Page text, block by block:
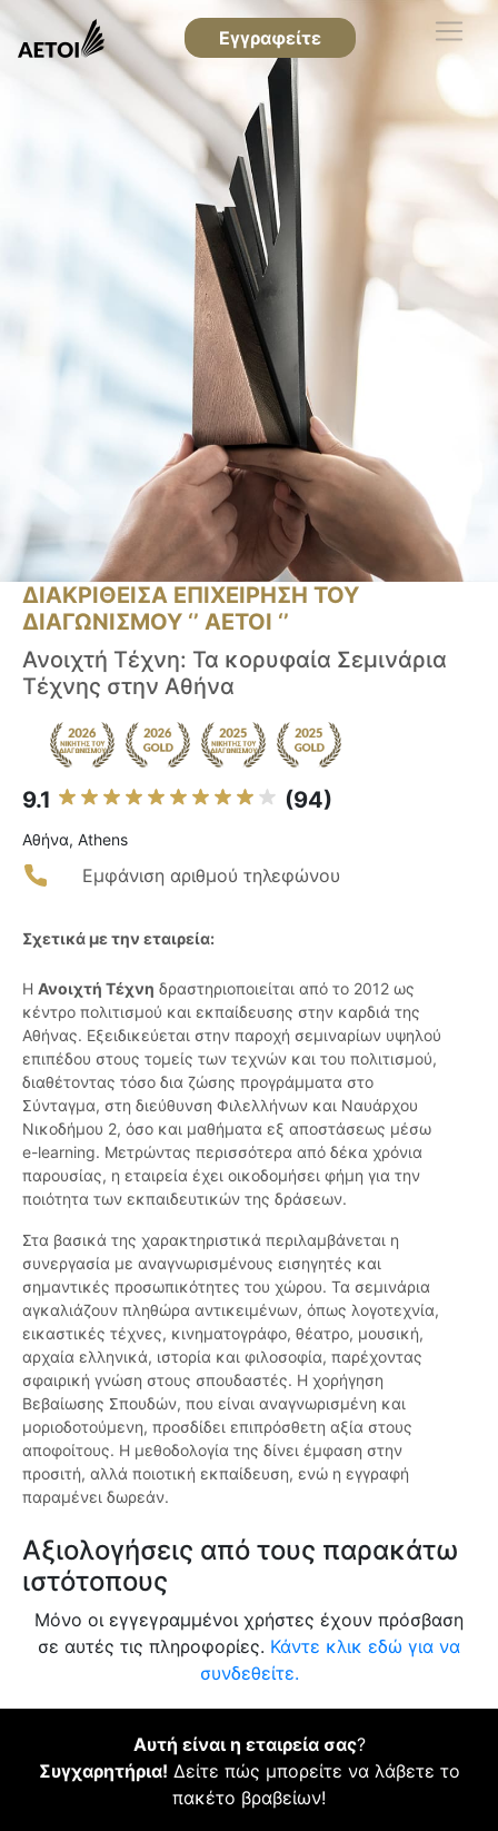
Εγγραφείτε
ΔΙΑΚΡΙΘΕΙΣΑ ΕΠΙΧΕΙΡΗΣΗ ΤΟΥ
ΔΙΑΓΩΝΙΣΜΟΥ ‘’ ΑΕΤΟΙ ‘’
Ανοιχτή Τέχνη: Τα κορυφαία Σεμινάρια
Τέχνης στην Αθήνα
9.1 (94)
Αθήνα, Athens
Εμφάνιση αριθμού τηλεφώνου
Σχετικά με την εταιρεία:
Η Ανοιχτή Τέχνη δραστηριοποιείται από το 2012 ως
κέντρο πολιτισμού και εκπαίδευσης στην καρδιά της
Αθήνας. Εξειδικεύεται στην παροχή σεμιναρίων υψηλού
επιπέδου στους τομείς των τεχνών και του πολιτισμού,
διαθέτοντας τόσο δια ζώσης προγράμματα στο
Σύνταγμα, στη διεύθυνση Φιλελλήνων και Ναυάρχου
Νικοδήμου 2, όσο και μαθήματα εξ αποστάσεως μέσω
e-learning. Μετρώντας περισσότερα από δέκα χρόνια
παρουσίας, η εταιρεία έχει οικοδομήσει φήμη για την
ποιότητα των εκπαιδευτικών της δράσεων.
Στα βασικά της χαρακτηριστικά περιλαμβάνεται η
συνεργασία με αναγνωρισμένους εισηγητές και
σημαντικές προσωπικότητες του χώρου. Τα σεμινάρια
αγκαλιάζουν πληθώρα αντικειμένων, όπως λογοτεχνία,
εικαστικές τέχνες, κινηματογράφο, θέατρο, μουσική,
αρχαία ελληνικά, ιστορία και φιλοσοφία, παρέχοντας
σφαιρική γνώση στους σπουδαστές. Η χορήγηση
Βεβαίωσης Σπουδών, που είναι αναγνωρισμένη και
μοριοδοτούμενη, προσδίδει επιπρόσθετη αξία στους
αποφοίτους. Η μεθοδολογία της δίνει έμφαση στην
προσιτή, αλλά ποιοτική εκπαίδευση, ενώ η εγγραφή
παραμένει δωρεάν.
Αξιολογήσεις από τους παρακάτω
ιστότοπους
Μόνο οι εγγεγραμμένοι χρήστες έχουν πρόσβαση
σε αυτές τις πληροφορίες. Κάντε κλικ εδώ για να
συνδεθείτε.
Αυτή είναι η εταιρεία σας?
Συγχαρητήρια! Δείτε πώς μπορείτε να λάβετε το
πακέτο βραβείων!